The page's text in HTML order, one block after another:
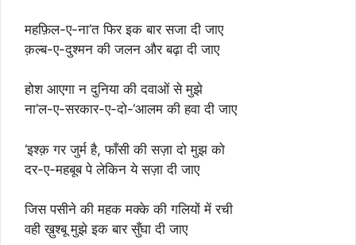
महफ़िल-ए-ना’त फिर इक बार सजा दी जाए
क़ल्ब-ए-दुश्मन की जलन और बढ़ा दी जाए
होश आएगा न दुनिया की दवाओं से मुझे
ना’ल-ए-सरकार-ए-दो-‘आलम की हवा दी जाए
‘इश्क़ गर जुर्म है, फाँसी की सज़ा दो मुझ को
दर-ए-महबूब पे लेकिन ये सज़ा दी जाए
जिस पसीने की महक मक्के की गलियों में रची
वही ख़ुश्बू मुझे इक बार सुँघा दी जाए